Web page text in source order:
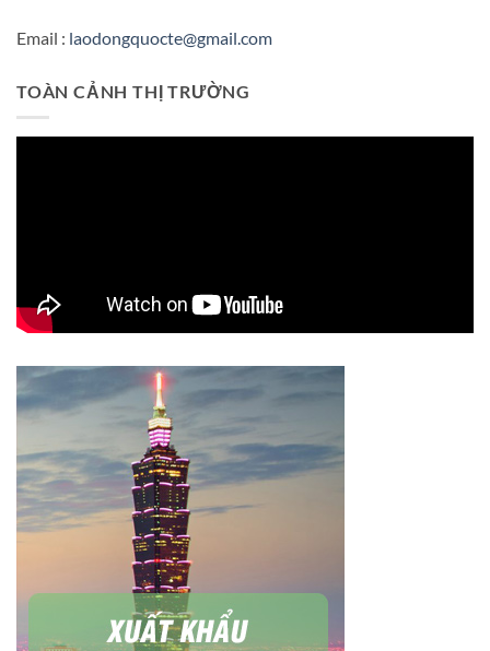
Email : laodongquocte@gmail.com
TOÀN CẢNH THỊ TRƯỜNG